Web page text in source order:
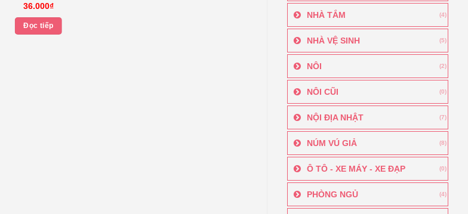
NHÀ TẮM (4)
NHÀ VỆ SINH (5)
NÔI (2)
NÔI CŨI (0)
NỘI ĐỊA NHẬT (7)
NÚM VÚ GIẢ (8)
Ô TÔ - XE MÁY - XE ĐẠP (0)
PHÒNG NGỦ (4)
36.000₫
Đọc tiếp